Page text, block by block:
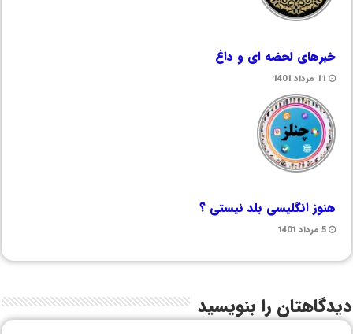
خبرهای لحضه ای و داغ
11 مرداد 1401
هنوز انگلیسی بلد نیستی ؟
5 مرداد 1401
دیدگاهتان را بنویسید